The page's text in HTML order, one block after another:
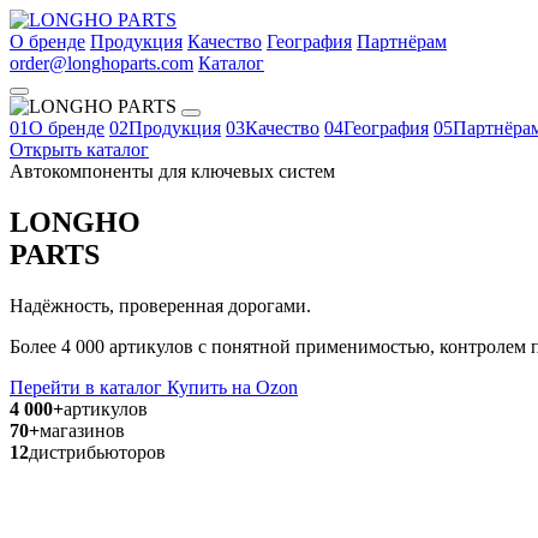
О бренде Продукция Качество География Партнёрам
order@longhoparts.com Каталог
01О бренде 02Продукция 03Качество 04География 05
Открыть каталог
Автокомпоненты для ключевых систем
LONGHO
PARTS
Надёжность, проверенная дорогами.
Более 4 000 артикулов с понятной применимостью, контролем
Перейти в каталог Купить на Ozon
4 000+артикулов
70+магазинов
12дистрибьюторов